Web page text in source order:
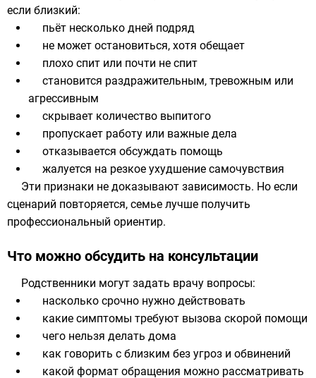
если близкий:
пьёт несколько дней подряд
не может остановиться, хотя обещает
плохо спит или почти не спит
становится раздражительным, тревожным или
агрессивным
скрывает количество выпитого
пропускает работу или важные дела
отказывается обсуждать помощь
жалуется на резкое ухудшение самочувствия
Эти признаки не доказывают зависимость. Но если
сценарий повторяется, семье лучше получить
профессиональный ориентир.
Что можно обсудить на консультации
Родственники могут задать врачу вопросы:
насколько срочно нужно действовать
какие симптомы требуют вызова скорой помощи
чего нельзя делать дома
как говорить с близким без угроз и обвинений
какой формат обращения можно рассматривать